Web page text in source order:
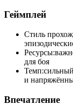
Геймплей
Стиль
Ресурсы:
для боя
Темп:
и
Впечатление